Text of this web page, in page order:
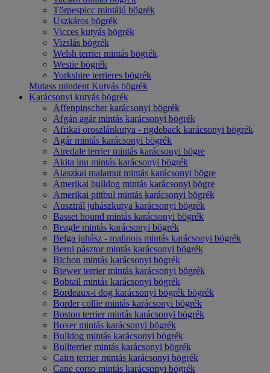
Törpespicc mintájú bögrék
Uszkáros bögrék
Vicces kutyás bögrék
Vizslás bögrék
Welsh terrier mintás bögrék
Westie bögrék
Yorkshire terrieres bögrék
Mutass mindent Kutyás bögrék
Karácsonyi kutyás bögrék
Affenpinscher karácsonyi bögrék
Afgán agár mintás karácsonyi bögrék
Afrikai oroszlánkutya - rigdeback karácsonyi bögrék
Agár mintás karácsonyi bögrék
Airedale terrier mintás karácsonyi bögre
Akita inu mintás karácsonyi bögrék
Alaszkai malamut mintás karácsonyi bögre
Amerikai bulldog mintás karácsonyi bögre
Amerikai pittbul mintás karácsonyi bögrék
Ausztrál juhászkutya karácsonyi bögrék
Basset hound mintás karácsonyi bögrék
Beagle mintás karácsonyi bögrék
Belga juhász - malinois mintás karácsonyi bögrék
Berni pásztor mintás karácsonyi bögrék
Bichon mintás karácsonyi bögrék
Biewer terrier mintás karácsonyi bögrék
Bobtail mintás karácsonyi bögrék
Bordeaux-i dog karácsonyi bögrék bögrék
Border collie mintás karácsonyi bögrék
Boston terrier mintás karácsonyi bögrék
Boxer mintás karácsonyi bögrék
Bulldog mintás karácsonyi bögrék
Bullterrier mintás karácsonyi bögrék
Cairn terrier mintás karácsonyi bögrék
Cane corso mintás karácsonyi bögrék